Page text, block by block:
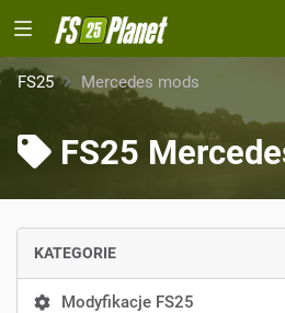
FS25 Mercedes mods
FS25
KATEGORIE
Modyfikacje FS25